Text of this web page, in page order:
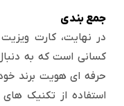
جمع بندی
در نهایت، کارت
کسانی است که به
حرفه ای هویت برند
استفاده از تکنیک